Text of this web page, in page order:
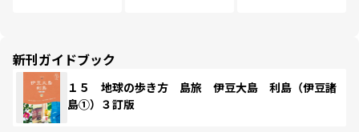
新刊ガイドブック
１５ 地球の歩き方 島旅 伊豆大島 利島（伊豆諸
島①）３訂版